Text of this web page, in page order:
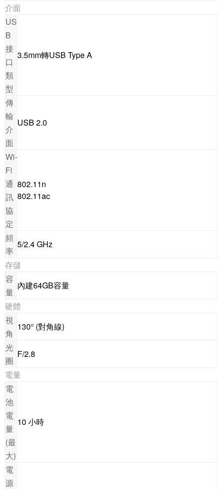
介面
US
B
接
口
類
型
3.5mm轉USB Type A
傳
輸
介
面
USB 2.0
Wi-
Fi
通
訊
協
定
802.11n
802.11ac
頻
率
5/2.4 GHz
存儲
容
量
內建64GB容量
硬體
視
角
130° (對角線)
光
圈
F/2.8
電量
電
池
電
量
(最
大)
10 小時
電
源